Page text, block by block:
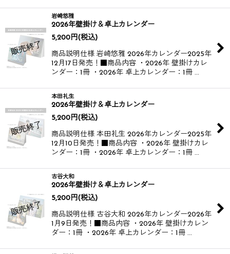
岩崎悠雅
2026年壁掛け＆卓上カレンダー
5,200 円(税込)
商品説明仕様 岩崎悠雅 2026年カレンダー​​ 2025年
12月17日発売！​ ■商品内容 ・2026年 壁掛けカレ
ンダー：1冊 ・2026年 卓上カレンダー：1冊 …
本田礼生
2026年壁掛け＆卓上カレンダー
5,200 円(税込)
商品説明仕様 本田礼生 2026年カレンダー​​ 2025年
12月10日発売！​ ■商品内容 ・2026年 壁掛けカレ
ンダー：1冊 ・2026年 卓上カレンダー：1冊 …
古谷大和
2026年壁掛け＆卓上カレンダー
5,200 円(税込)
商品説明仕様 古谷大和 2026年カレンダー​​ 2026年
1月9日発売！​ ■商品内容 ・2026年 壁掛けカレン
ダー：1冊 ・2026年 卓上カレンダー：1冊 …